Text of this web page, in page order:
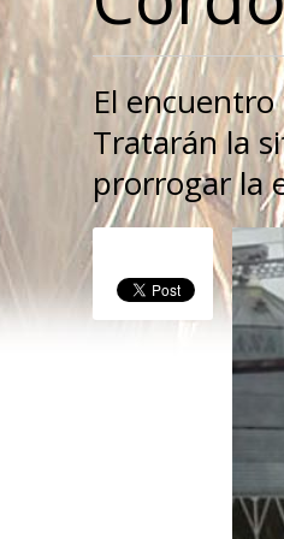
El
Tratarán la
prorrogar la